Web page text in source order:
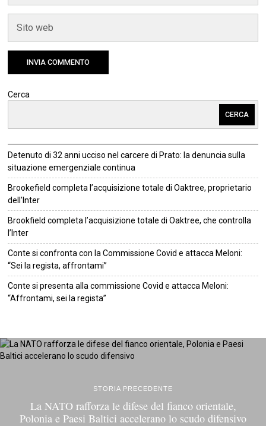
Cerca
CERCA
Detenuto di 32 anni ucciso nel carcere di Prato: la denuncia sulla
situazione emergenziale continua
Brookefield completa l’acquisizione totale di Oaktree, proprietario
dell’Inter
Brookfield completa l’acquisizione totale di Oaktree, che controlla
l’Inter
Conte si confronta con la Commissione Covid e attacca Meloni:
“Sei la regista, affrontami”
Conte si presenta alla commissione Covid e attacca Meloni:
“Affrontami, sei la regista”
STORIA PRECEDENTE
La NATO rafforza le difese del fianco orientale,
Polonia e Paesi Baltici accelerano lo scudo difensivo